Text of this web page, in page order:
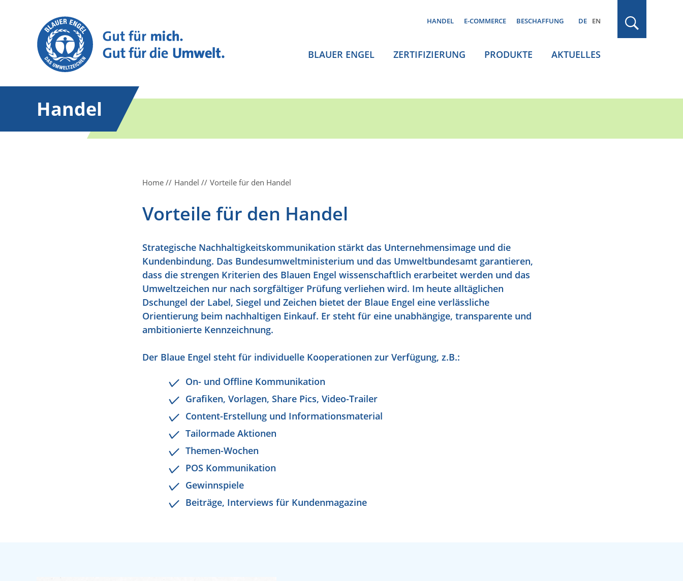
HANDEL E-COMMERCE BESCHAFFUNG DE EN
BLAUER ENGEL ZERTIFIZIERUNG PRODUKTE AKTUELLES
Handel
Home Handel Vorteile für den Handel
Vorteile für den Handel
Strategische Nachhaltigkeitskommunikation stärkt das Unternehmensimage und die
Kundenbindung. Das Bundesumweltministerium und das Umweltbundesamt garantieren,
dass die strengen Kriterien des Blauen Engel wissenschaftlich erarbeitet werden und das
Umweltzeichen nur nach sorgfältiger Prüfung verliehen wird. Im heute alltäglichen
Dschungel der Label, Siegel und Zeichen bietet der Blaue Engel eine verlässliche
Orientierung beim nachhaltigen Einkauf. Er steht für eine unabhängige, transparente und
ambitionierte Kennzeichnung.
Der Blaue Engel steht für individuelle Kooperationen zur Verfügung, z.B.:
On- und Offline Kommunikation
Grafiken, Vorlagen, Share Pics, Video-Trailer
Content-Erstellung und Informationsmaterial
Tailormade Aktionen
Themen-Wochen
POS Kommunikation
Gewinnspiele
Beiträge, Interviews für Kundenmagazine